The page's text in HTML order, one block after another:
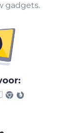
gadgets.